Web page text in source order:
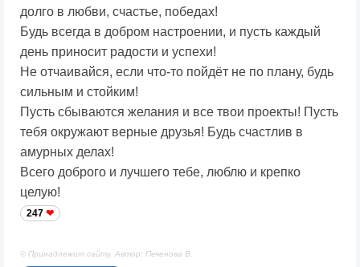
долго в любви, счастье, победах!
Будь всегда в добром настроении, и пусть каждый
день приносит радости и успехи!
Не отчаивайся, если что-то пойдёт не по плану, будь
сильным и стойким!
Пусть сбываются желания и все твои проекты! Пусть
тебя окружают верные друзья! Будь счастлив в
амурных делах!
Всего доброго и лучшего тебе, люблю и крепко
целую!
247
© Принадлежит сайту. Автор: Печенова В.